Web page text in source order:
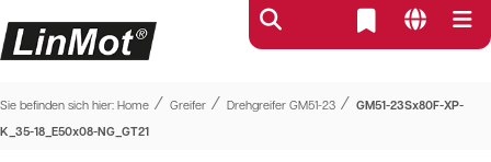
Sie befinden sich hier: Home ⁄ Greifer ⁄ Drehgreifer GM51-23 ⁄ GM51-23Sx80F-XP-
K_35-18_E50x08-NG_GT21